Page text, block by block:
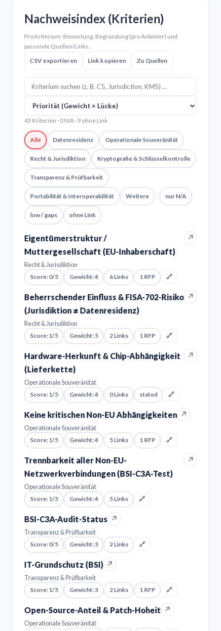
Nachweisindex (Kriterien)
Pro Kriterium: Bewertung, Begründung (pro Anbieter) und
passende Quellen/Links.
CSV exportieren
Link kopieren Zu Quellen
43 Kriterien · 0 N/A · 9 ohne Link
Alle Datenresidenz Operationale Souveränität
Recht & Jurisdiktion Kryptografie & Schlüsselkontrolle
Transparenz & Prüfbarkeit
Portabilität & Interoperabilität Weitere nur N/A
low / gaps ohne Link
Eigentümerstruktur /
Muttergesellschaft (EU-Inhaberschaft)
↗
Recht & Jurisdiktion
Score: 0/5
Gewicht: 4 6 Links 1 RFP 🔗
Beherrschender Einfluss & FISA-702-Risiko
(Jurisdiktion ≠ Datenresidenz)
↗
Recht & Jurisdiktion
Score: 1/5
Gewicht: 5 2 Links 1 RFP 🔗
Hardware-Herkunft & Chip-Abhängigkeit
(Lieferkette)
↗
Operationale Souveränität
Score: 1/5
Gewicht: 4 0 Links stated 🔗
Keine kritischen Non-EU Abhängigkeiten ↗
Operationale Souveränität
Score: 1/5
Gewicht: 4 5 Links 1 RFP 🔗
Trennbarkeit aller Non-EU-
Netzwerkverbindungen (BSI-C3A-Test)
↗
Operationale Souveränität
Score: 1/5
Gewicht: 4 5 Links 🔗
BSI-C3A-Audit-Status ↗
Transparenz & Prüfbarkeit
Score: 0/5
Gewicht: 3 2 Links 🔗
IT-Grundschutz (BSI) ↗
Transparenz & Prüfbarkeit
Score: 1/5
Gewicht: 3 2 Links 1 RFP 🔗
Open-Source-Anteil & Patch-Hoheit ↗
Operationale Souveränität